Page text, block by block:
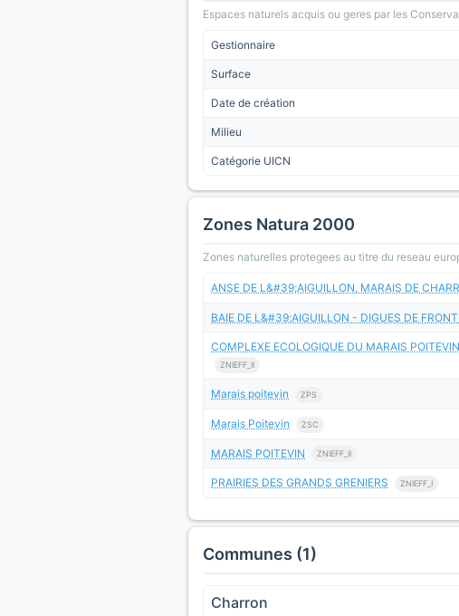
Espaces naturels acquis ou geres par les
Gestionnaire
Surface
Date de création
Milieu
Catégorie UICN
Zones Natura 2000
Zones naturelles protegees au titre du reseau
ANSE DE L&#39;AIGUILLON, MARAIS DE
BAIE DE L&#39;AIGUILLON - DIGUES DE
COMPLEXE ECOLOGIQUE DU MARAIS
ZNIEFF_II
Marais poitevin ZPS
Marais Poitevin ZSC
MARAIS POITEVIN ZNIEFF_II
PRAIRIES DES GRANDS GRENIERS ZNIEFF_I
Communes (1)
Charron